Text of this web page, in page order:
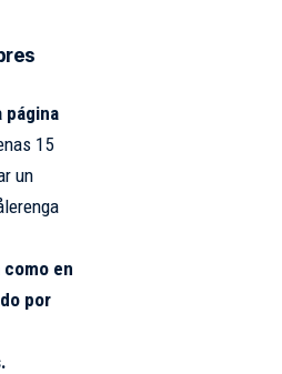
página
15
un
en
por